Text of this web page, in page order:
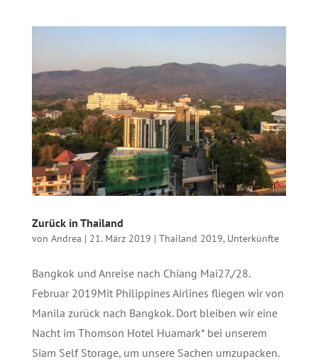
Zurück in Thailand
von Andrea | 21. März 2019 | Thailand 2019, Unterkünfte
Bangkok und Anreise nach Chiang Mai27./28.
Februar 2019Mit Philippines Airlines fliegen wir von
Manila zurück nach Bangkok. Dort bleiben wir eine
Nacht im Thomson Hotel Huamark* bei unserem
Siam Self Storage, um unsere Sachen umzupacken.